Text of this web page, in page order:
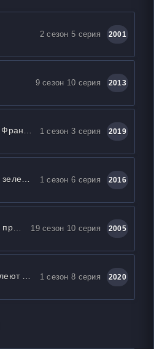
2 сезон 5 серия 2001
9 сезон 10 серия 2013
1 сезон 3 серия 2019
1 сезон 6 серия 2016
Мыслить как преступник 19 сезон 10 серия 2005
1 сезон 8 серия 2020